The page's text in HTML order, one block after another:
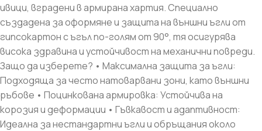
ивици, вградени в армирана хартия. Специално
създадена за оформяне и защита на външни ъгли от
гипсокартон с ъгъл по-голям от 90°, тя осигурява
висока здравина и устойчивост на механични повреди.
Защо да изберете? • Максимална защита за ъгли:
Подходяща за често натоварвани зони, като външни
ръбове • Поцинкована армировка: Устойчива на
корозия и деформации • Гъвкавост и адаптивност:
Идеална за нестандартни ъгли и обръщания около